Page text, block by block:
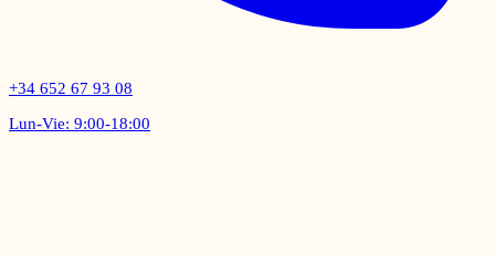
+34 652 67 93 08
Lun-Vie: 9:00-18:00